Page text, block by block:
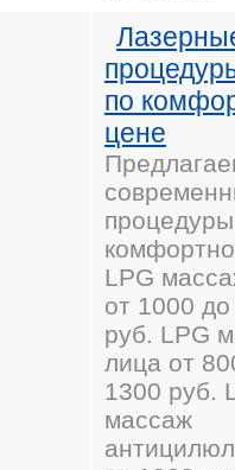
по
цене
LPG
от 1000
руб. LPG
лица от
1300 руб.
массаж